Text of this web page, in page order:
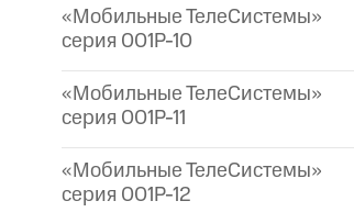
«Мобильные ТелеСистемы»
серия 001P-10
«Мобильные ТелеСистемы»
серия 001P-11
«Мобильные ТелеСистемы»
серия 001P-12